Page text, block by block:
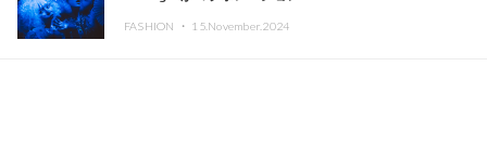
FASHION ・ 15.November.2024